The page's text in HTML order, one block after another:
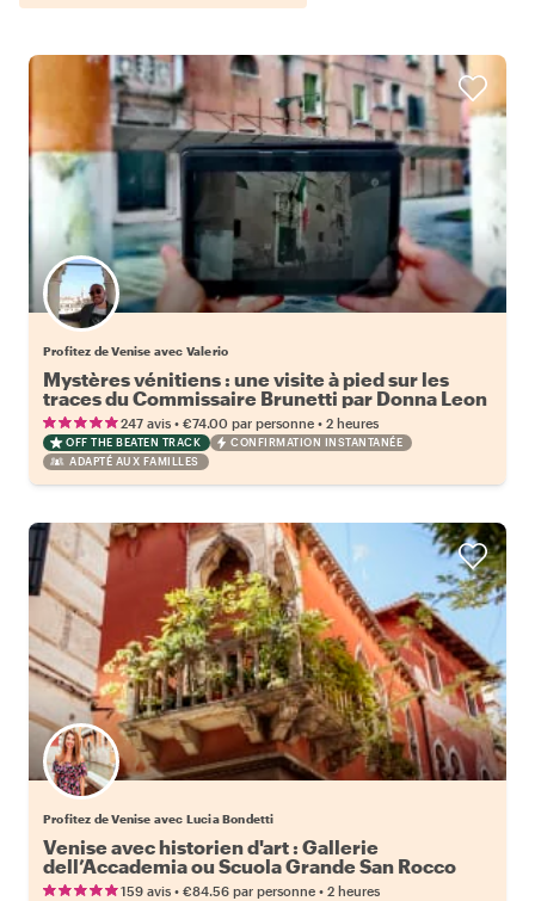
Profitez de Venise avec Valerio
Mystères vénitiens : une visite à pied sur les
traces du Commissaire Brunetti par Donna Leon
247 avis • €74.00 par personne • 2 heures
OFF THE BEATEN TRACK
CONFIRMATION INSTANTANÉE
ADAPTÉ AUX FAMILLES
Profitez de Venise avec Lucia Bondetti
Venise avec historien d'art : Gallerie
dell’Accademia ou Scuola Grande San Rocco
159 avis • €84.56 par personne • 2 heures